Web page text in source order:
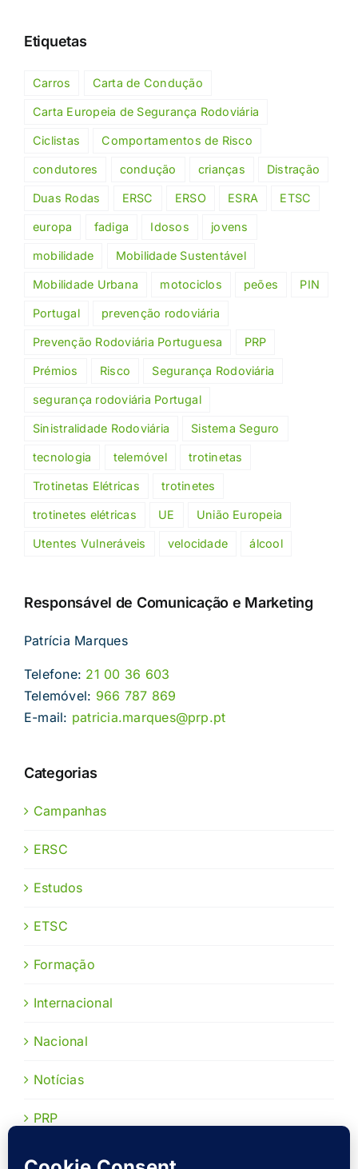
Etiquetas
Carros Carta de Condução
Carta Europeia de Segurança Rodoviária
Ciclistas Comportamentos de Risco
condutores condução crianças Distração
Duas Rodas ERSC ERSO ESRA ETSC
europa fadiga Idosos jovens
mobilidade Mobilidade Sustentável
Mobilidade Urbana motociclos peões PIN
Portugal prevenção rodoviária
Prevenção Rodoviária Portuguesa PRP
Prémios Risco Segurança Rodoviária
segurança rodoviária Portugal
Sinistralidade Rodoviária Sistema Seguro
tecnologia telemóvel trotinetas
Trotinetas Elétricas trotinetes
trotinetes elétricas UE União Europeia
Utentes Vulneráveis velocidade álcool
Responsável de Comunicação e Marketing
Patrícia Marques
Telefone: 21 00 36 603
Telemóvel: 966 787 869
E-mail: patricia.marques@prp.pt
Categorias
Campanhas
ERSC
Estudos
ETSC
Formação
Internacional
Nacional
Notícias
PRP
Publicações